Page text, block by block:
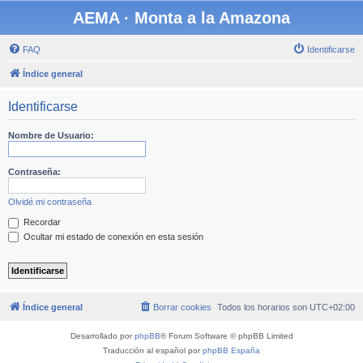
AEMA · Monta a la Amazona
FAQ Identificarse
Índice general
Identificarse
Nombre de Usuario:
Contraseña:
Olvidé mi contraseña
Recordar
Ocultar mi estado de conexión en esta sesión
Índice general Todos los horarios son UTC+02:00
Borrar cookies
Desarrollado porphpBB® Forum Software © phpBB Limited
Traducción al español porphpBB España